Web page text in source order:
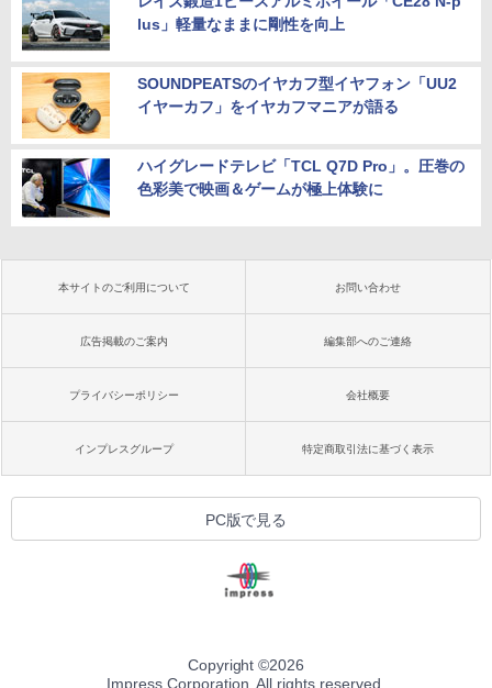
lus」軽量なままに剛性を向上
SOUNDPEATSのイヤカフ型イヤフォン「UU2
イヤーカフ」をイヤカフマニアが語る
ハイグレードテレビ「TCL Q7D Pro」。圧巻の
色彩美で映画＆ゲームが極上体験に
本サイトのご利用について お問い合わせ
広告掲載のご案内 編集部へのご連絡
プライバシーポリシー 会社概要
インプレスグループ 特定商取引法に基づく表示
PC版で見る
Copyright ©2026
Impress Corporation. All rights reserved.